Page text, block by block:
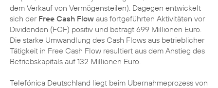
dem Verkauf von Vermögensteilen). Dagegen entwickelt
sich der Free Cash Flow aus fortgeführten Aktivitäten vor
Dividenden (FCF) positiv und beträgt 699 Millionen Euro.
Die starke Umwandlung des Cash Flows aus betrieblicher
Tätigkeit in Free Cash Flow resultiert aus dem Anstieg des
Betriebskapitals auf 132 Millionen Euro.
Telefónica Deutschland liegt beim Übernahmeprozess von